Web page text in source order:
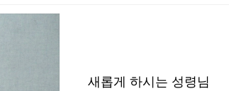
새롭게 하시는 성령님